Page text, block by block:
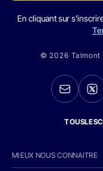
En cliquant sur
© 2026 Talmont
MIEUX NOUS CONNAITRE